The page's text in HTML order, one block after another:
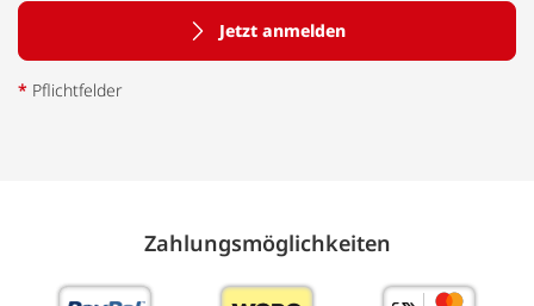
Jetzt anmelden
* Pflichtfelder
Zahlungs­möglich­keiten